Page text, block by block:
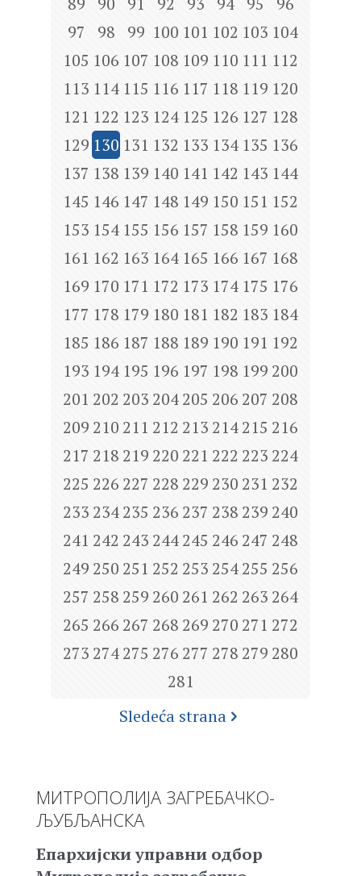
97
98 99 100 101 102 103 104
105 106 107 108 109 110 111 112
113 114 115 116 117 118 119 120
121 122 123 124 125 126 127 128
129 130 131 132 133 134 135 136
137 138 139 140 141 142 143 144
145 146 147 148 149 150 151 152
153 154 155 156 157 158 159 160
161 162 163 164 165 166 167 168
169 170 171 172 173 174 175 176
177 178 179 180 181 182 183 184
185 186 187 188 189 190 191 192
193 194 195 196 197 198 199 200
201 202 203 204205 206 207 208
209 210 211 212 213 214215 216
217 218 219 220 221 222 223 224
225 226 227 228 229 230 231 232
233 234235 236 237 238 239 240
241 242 243 244245 246 247 248
249 250 251 252 253 254255 256
257 258 259 260 261 262 263 264
265 266 267 268 269 270 271 272
273 274275 276 277 278 279 280
281
Sledeća strana
МИТРОПОЛИЈА ЗАГРЕБАЧКО-
ЉУБЉАНСКА
Епархијски управни одбор